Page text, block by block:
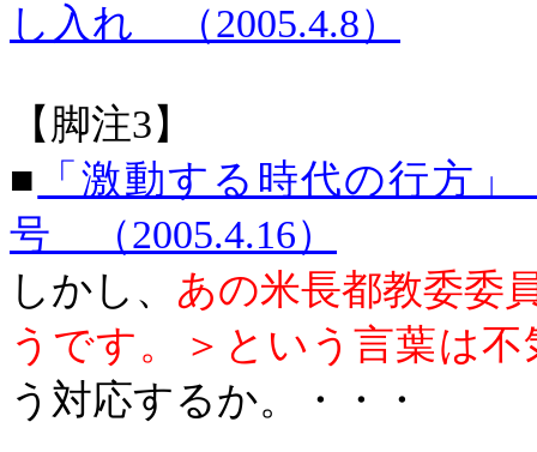
し入れ （2005.4.8）
【脚注3】
■
「激動する時代の行方
号 （2005.4.16）
しかし、 あの米長都教委委
うです。＞という言葉は
う対応するか。・・・